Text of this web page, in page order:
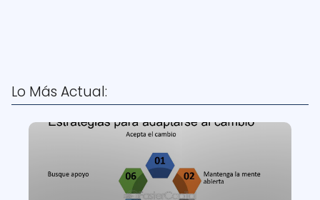
Lo Más Actual: